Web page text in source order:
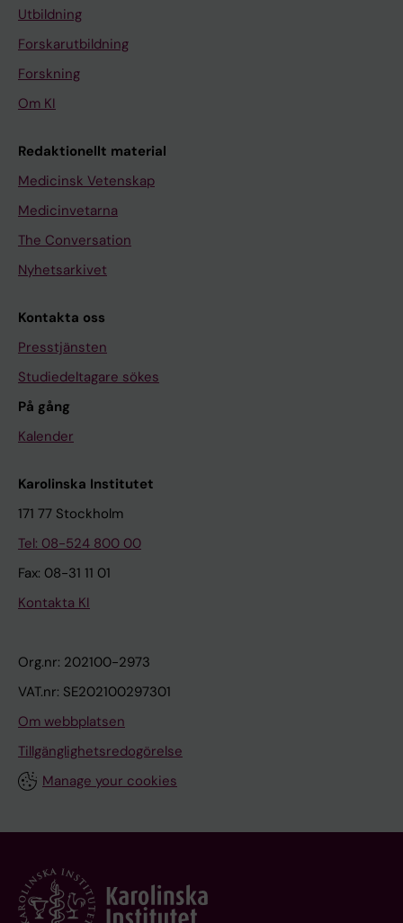
Utbildning
Forskarutbildning
Forskning
Om KI
Redaktionellt material
Medicinsk Vetenskap
Medicinvetarna
The Conversation
Nyhetsarkivet
Kontakta oss
Presstjänsten
Studiedeltagare sökes
På gång
Kalender
Karolinska Institutet
171 77 Stockholm
Tel: 08-524 800 00
Fax: 08-31 11 01
Kontakta KI
Org.nr: 202100-2973
VAT.nr: SE202100297301
Om webbplatsen
Tillgänglighetsredogörelse
Manage your cookies